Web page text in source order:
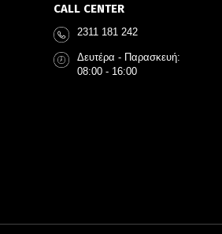
CALL CENTER
2311 181 242
Δευτέρα - Παρασκευή:
08:00 - 16:00